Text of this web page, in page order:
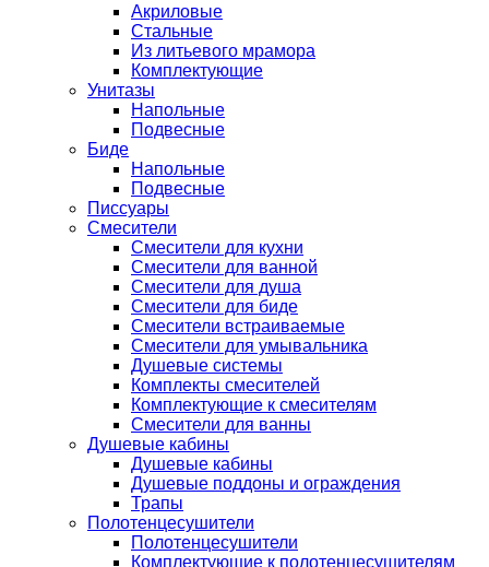
Акриловые
Стальные
Из литьевого мрамора
Комплектующие
Унитазы
Напольные
Подвесные
Биде
Напольные
Подвесные
Писсуары
Смесители
Смесители для кухни
Смесители для ванной
Смесители для душа
Смесители для биде
Смесители встраиваемые
Смесители для умывальника
Душевые системы
Комплекты смесителей
Комплектующие к смесителям
Смесители для ванны
Душевые кабины
Душевые кабины
Душевые поддоны и ограждения
Трапы
Полотенцесушители
Полотенцесушители
Комплектующие к полотенцесушителям